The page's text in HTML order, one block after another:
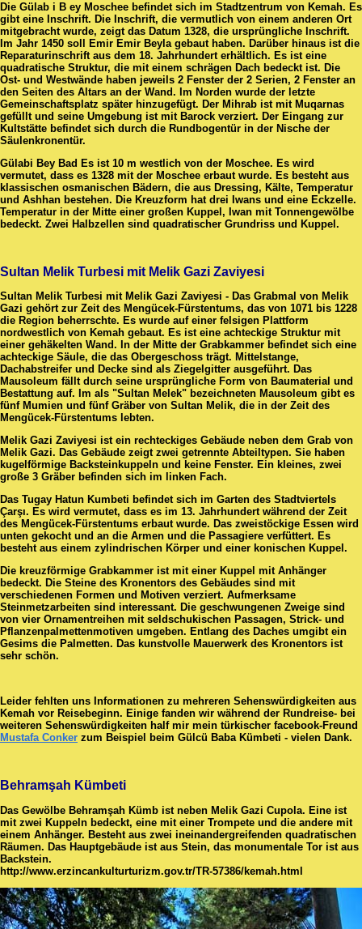
Die Gülab i B ey Moschee befindet sich im Stadtzentrum von Kemah. Es
gibt eine Inschrift. Die Inschrift, die vermutlich von einem anderen Ort
mitgebracht wurde, zeigt das Datum 1328, die ursprüngliche Inschrift.
Im Jahr 1450 soll Emir Emir Beyla gebaut haben. Darüber hinaus ist die
Reparaturinschrift aus dem 18. Jahrhundert erhältlich. Es ist eine
quadratische Struktur, die mit einem schrägen Dach bedeckt ist. Die
Ost- und Westwände haben jeweils 2 Fenster der 2 Serien, 2 Fenster an
den Seiten des Altars an der Wand. Im Norden wurde der letzte
Gemeinschaftsplatz später hinzugefügt. Der Mihrab ist mit Muqarnas
gefüllt und seine Umgebung ist mit Barock verziert. Der Eingang zur
Kultstätte befindet sich durch die Rundbogentür in der Nische der
Säulenkronentür.
Gülabi Bey Bad Es ist 10 m westlich von der Moschee. Es wird
vermutet, dass es 1328 mit der Moschee erbaut wurde. Es besteht aus
klassischen osmanischen Bädern, die aus Dressing, Kälte, Temperatur
und Ashhan bestehen. Die Kreuzform hat drei Iwans und eine Eckzelle.
Temperatur in der Mitte einer großen Kuppel, Iwan mit Tonnengewölbe
bedeckt. Zwei Halbzellen sind quadratischer Grundriss und Kuppel.
Sultan Melik Turbesi mit Melik Gazi Zaviyesi
Sultan Melik Turbesi mit Melik Gazi Zaviyesi - Das Grabmal von Melik
Gazi gehört zur Zeit des Mengücek-Fürstentums, das von 1071 bis 1228
die Region beherrschte. Es wurde auf einer felsigen Plattform
nordwestlich von Kemah gebaut. Es ist eine achteckige Struktur mit
einer gehäkelten Wand. In der Mitte der Grabkammer befindet sich eine
achteckige Säule, die das Obergeschoss trägt. Mittelstange,
Dachabstreifer und Decke sind als Ziegelgitter ausgeführt. Das
Mausoleum fällt durch seine ursprüngliche Form von Baumaterial und
Bestattung auf. Im als "Sultan Melek" bezeichneten Mausoleum gibt es
fünf Mumien und fünf Gräber von Sultan Melik, die in der Zeit des
Mengücek-Fürstentums lebten.
Melik Gazi Zaviyesi ist ein rechteckiges Gebäude neben dem Grab von
Melik Gazi. Das Gebäude zeigt zwei getrennte Abteiltypen. Sie haben
kugelförmige Backsteinkuppeln und keine Fenster. Ein kleines, zwei
große 3 Gräber befinden sich im linken Fach.
Das Tugay Hatun Kumbeti befindet sich im Garten des Stadtviertels
Çarşı. Es wird vermutet, dass es im 13. Jahrhundert während der Zeit
des Mengücek-Fürstentums erbaut wurde. Das zweistöckige Essen wird
unten gekocht und an die Armen und die Passagiere verfüttert. Es
besteht aus einem zylindrischen Körper und einer konischen Kuppel.
Die kreuzförmige Grabkammer ist mit einer Kuppel mit Anhänger
bedeckt. Die Steine ​​des Kronentors des Gebäudes sind mit
verschiedenen Formen und Motiven verziert. Aufmerksame
Steinmetzarbeiten sind interessant. Die geschwungenen Zweige sind
von vier Ornamentreihen mit seldschukischen Passagen, Strick- und
Pflanzenpalmettenmotiven umgeben. Entlang des Daches umgibt ein
Gesims die Palmetten. Das kunstvolle Mauerwerk des Kronentors ist
sehr schön.
Leider fehlten uns Informationen zu mehreren Sehenswürdigkeiten aus
Kemah vor Reisebeginn. Einige fanden wir während der Rundreise- bei
weiteren Sehenswürdigkeiten half mir mein türkischer facebook-Freund
Mustafa Conker zum Beispiel beim Gülcü Baba Kümbeti - vielen Dank.
Behramşah Kümbeti
Das Gewölbe Behramşah Kümb ist neben Melik Gazi Cupola. Eine ist
mit zwei Kuppeln bedeckt, eine mit einer Trompete und die andere mit
einem Anhänger. Besteht aus zwei ineinandergreifenden quadratischen
Räumen. Das Hauptgebäude ist aus Stein, das monumentale Tor ist aus
Backstein.
http://www.erzincankulturturizm.gov.tr/TR-57386/kemah.html